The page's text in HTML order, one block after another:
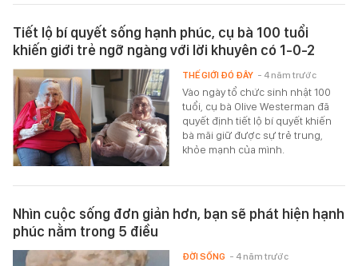
Tiết lộ bí quyết sống hạnh phúc, cụ bà 100 tuổi
khiến giới trẻ ngỡ ngàng với lời khuyên có 1-0-2
Vào ngày tổ chức sinh nhật 100
tuổi, cụ bà Olive Westerman đã
quyết định tiết lộ bí quyết khiến
bà mãi giữ được sự trẻ trung,
khỏe mạnh của mình.
THẾ GIỚI ĐÓ ĐÂY - 4 năm trước
Nhìn cuộc sống đơn giản hơn, bạn sẽ phát hiện hạnh
phúc nằm trong 5 điều
ĐỜI SỐNG - 4 năm trước